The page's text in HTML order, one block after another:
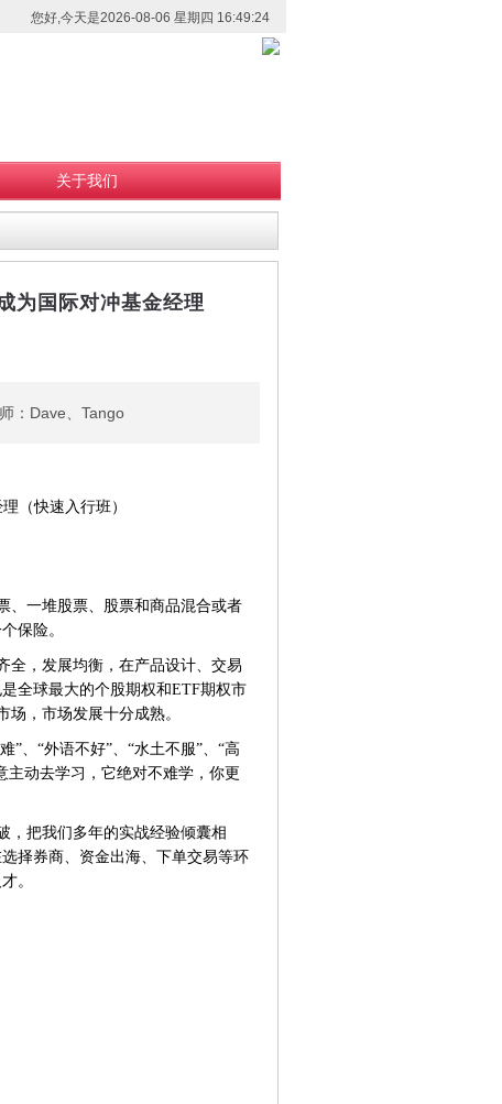
您好,今天是2026-08-06 星期四 16:49:24
关于我们
为国际对冲基金经理
：Dave、Tango
（快速入行班）
一堆股票、股票和商品混合或者
保险。
，发展均衡，在产品设计、交易
全球最大的个股期权和ETF期权市
，市场发展十分成熟。
、“外语不好”、“水土不服”、“高
动去学习，它绝对不难学，你更
把我们多年的实战经验倾囊相
择券商、资金出海、下单交易等环
。